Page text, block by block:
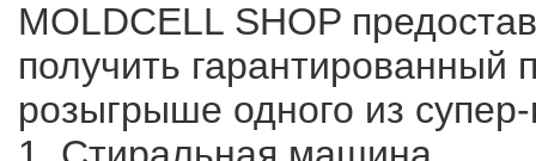
MOLDCELL SHOP
получить гарантированный
розыгрыше одного из